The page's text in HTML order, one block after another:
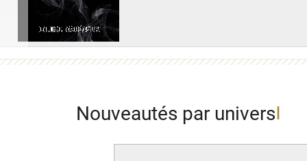
Nouveautés par univers